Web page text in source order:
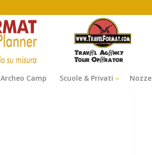
Archeo Camp Scuole & Privati Nozze